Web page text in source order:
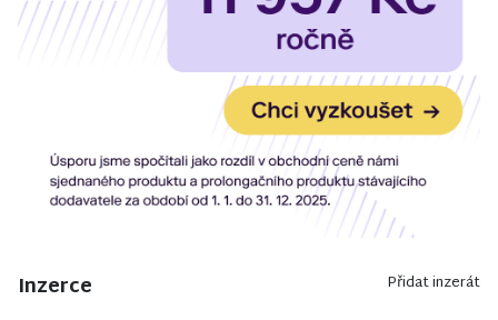
Inzerce Přidat inzerát